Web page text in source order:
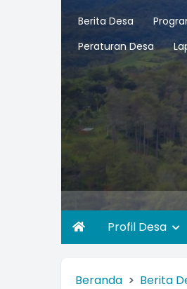
Berita Desa
Peraturan Desa
Profil Desa
Beranda Berita